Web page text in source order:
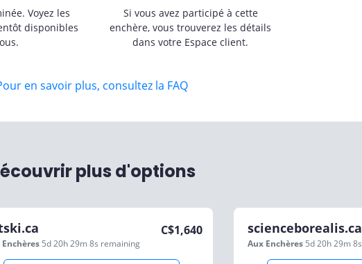
Voyez les
disponibles
Si vous avez participé à cette
enchère, vous trouverez les détails
dans votre Espace client.
en savoir plus, consultez la FAQ
plus d'options
5d 20h 29m 8s remaining
C$1,640 scienceborealis.ca
Aux Enchères 5d 20h 29m 8s